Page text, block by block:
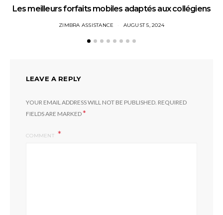
Les meilleurs forfaits mobiles adaptés aux collégiens
ZIMBRA ASSISTANCE AUGUST 5, 2024
LEAVE A REPLY
YOUR EMAIL ADDRESS WILL NOT BE PUBLISHED. REQUIRED
FIELDS ARE MARKED*
COMMENT